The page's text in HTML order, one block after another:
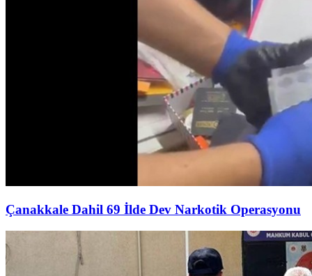
Çanakkale Dahil 69 İlde Dev Narkotik Operasyonu